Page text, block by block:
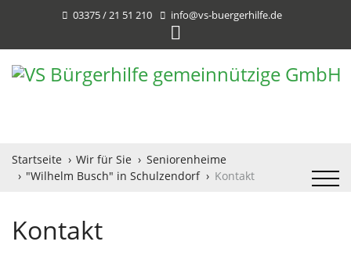
03375 / 21 51 210 info@vs-buergerhilfe.de
Startseite Wir für Sie
Seniorenheime
"Wilhelm Busch" in Schulzendorf
Kontakt
Kontakt